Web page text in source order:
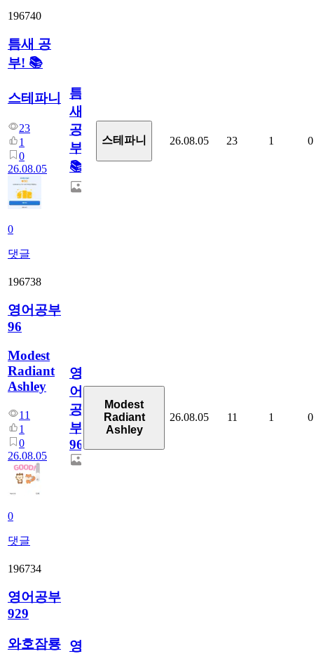
196740
틈새 공
부! 📚
스테파니
23
1
0
26.08.05
0
댓글
틈
새
공
부!
📚
스테파니 26.08.05 23 1 0
196738
영어공부
96
Modest
Radiant
Ashley
11
1
0
26.08.05
0
댓글
영
어
공
부
96
Modest
Radiant
Ashley
26.08.05 11 1 0
196734
영어공부
929
와호잠룡
영